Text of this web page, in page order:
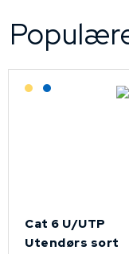
Lagerført:
Lagerført:
Cat 6 U/UTP
Utendørs sort